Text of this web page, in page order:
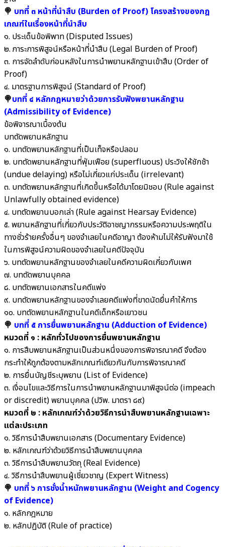
🍭 บทที่ ๓ หน้าที่นำสืบ (Burden of Proof) โครงสร้างของกฎ
เกณฑ์ในเรื่องหน้าที่นำสืบ
๑. ประเด็นข้อพิพาท (Disputed Issues)
๒. ภาระการพิสูจน์หรือหน้าที่นำสืบ (Legal Burden of Proof)
๓. การจัดลำดับก่อนหลังในการนำพยานหลักฐานเข้าสืบ (Order of
Proof)
๔. มาตรฐานการพิสูจน์ (Standard of Proof)
🍭บทที่ ๔ หลักกฎหมายว่าด้วยการรับฟังพยานหลักฐาน
(Admissibility of Evidence)
ข้อพิจารณาเบื้องต้น
บทตัดพยานหลักฐาน
๑. บทตัดพยานหลักฐานที่เป็นเท็จหรือปลอม
๒. บทตัดพยานหลักฐานที่ฟุ่มเฟือย (superfluous) ประวิงให้ชักช้า
(undue delaying) หรือไม่เกี่ยวแก่ประเด็น (irrelevant)
๓. บทตัดพยานหลักฐานที่เกิดขึ้นหรือได้มาโดยมิชอบ (Rule against
Unlawfully obtained evidence)
๔. บทตัดพยานบอกเล่า (Rule against Hearsay Evidence)
๕. พยานหลักฐานที่เกี่ยวกับประวัติอาชญากรรมหรือความประพฤติใน
ทางชั่วร้ายครั้งอื่นๆ ของจำเลยในคดีอาญา ต้องห้ามไม่ให้รับฟังมาใช้
ในการพิสูจน์ความผิดของจำเลยในคดีปัจจุบัน
๖. บทตัดพยานหลักฐานของจำเลยในคดีความผิดเกี่ยวกับเพศ
๗. บทตัดพยานบุคคล
๘. บทตัดพยานเอกสารในคดีแพ่ง
๙. บทตัดพยานหลักฐานของจำเลยคดีแพ่งที่ขาดนัดยื่นคำให้การ
๑๐. บทตัดพยานหลักฐานในคดีเด็กหรือเยาวชน
🍭 บทที่ ๕ การยื่นพยานหลักฐาน (Adduction of Evidence)
หมวดที่ ๑ : หลักทั่วไปของการยื่นพยานหลักฐาน
๑. การสืบพยานหลักฐานเป็นส่วนหนึ่งของการพิจารณาคดี จึงต้อง
กระทำให้ถูกต้องตามหลักเกณฑ์เดียวกันกับการพิจารณาคดี
๒. การยื่นบัญชีระบุพยาน (List of Evidence)
๓. เงื่อนไขและวิธีการในการนำพยานหลักฐานมาพิสูจน์ต่อ (impeach
or discredit) พยานบุคคล (ปวิพ. มาตรา ๘๙)
หมวดที่ ๒ : หลักเกณฑ์ว่าด้วยวิธีการนำสืบพยานหลักฐานเฉพาะ
แต่ละประเภท
๑. วิธีการนำสืบพยานเอกสาร (Documentary Evidence)
๒. หลักเกณฑ์ว่าด้วยวิธีการนำสืบพยานบุคคล
๓. วิธีการนำสืบพยานวัตถุ (Real Evidence)
๔. วิธีการนำสืบพยานผู้เชี่ยวชาญ (Expert Witness)
🍭 บทที่ ๖ การชั่งน้ำหนักพยานหลักฐาน (Weight and Cogency
of Evidence)
๑. หลักกฎหมาย
๒. หลักปฏิบัติ (Rule of practice)